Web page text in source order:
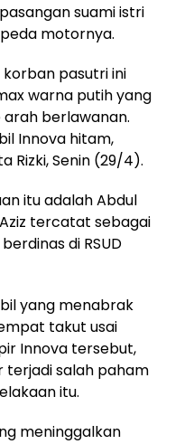
suami istri
motornya.
pasutri ini
warna putih yang
arah berlawanan.
Innova hitam,
Rizki, Senin (29/4).
itu adalah Abdul
tercatat sebagai
di RSUD
yang menabrak
takut usai
Innova tersebut,
terjadi salah paham
itu.
meninggalkan